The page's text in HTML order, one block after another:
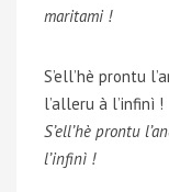
maritami !
S’ell’hè prontu
l’alleru à l’infinì !
S’ell’hè prontu
l’infinì !